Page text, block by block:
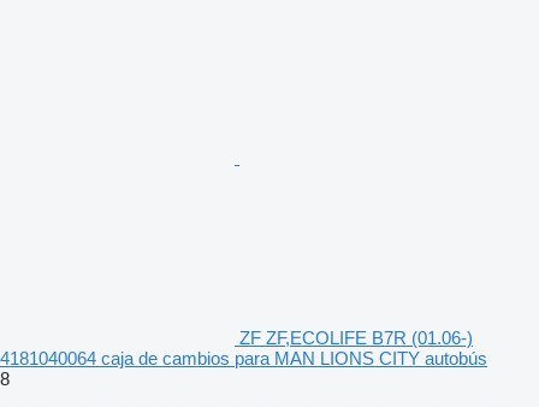
ZF ZF,ECOLIFE B7R (01.06-)
4181040064 caja de cambios para MAN LIONS CITY autobús
8